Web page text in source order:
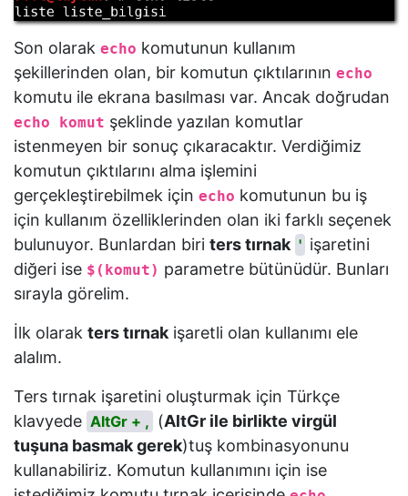
Son olarak echo komutunun kullanım
şekillerinden olan, bir komutun çıktılarının echo
komutu ile ekrana basılması var. Ancak doğrudan
echo komut şeklinde yazılan komutlar
istenmeyen bir sonuç çıkaracaktır. Verdiğimiz
komutun çıktılarını alma işlemini
gerçekleştirebilmek için echo komutunun bu iş
için kullanım özelliklerinden olan iki farklı seçenek
bulunuyor. Bunlardan biri ters tırnak ' işaretini
diğeri ise $(komut) parametre bütünüdür. Bunları
sırayla görelim.
İlk olarak ters tırnak işaretli olan kullanımı ele
alalım.
Ters tırnak işaretini oluşturmak için Türkçe
klavyede AltGr + , (AltGr ile birlikte virgül
tuşuna basmak gerek)tuş kombinasyonunu
kullanabiliriz. Komutun kullanımını için ise